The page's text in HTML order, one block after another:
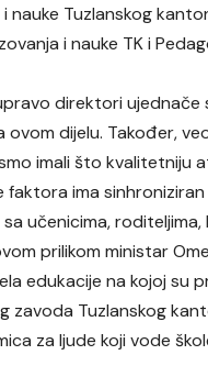
nauke Tuzlanskog
i nauke TK i
direktori
dijelu. Također,
imali što kvalitetniju
faktora ima
učenicima,
prilikom ministar
edukacije na kojoj su
zavoda Tuzlanskog
za ljude koji vode